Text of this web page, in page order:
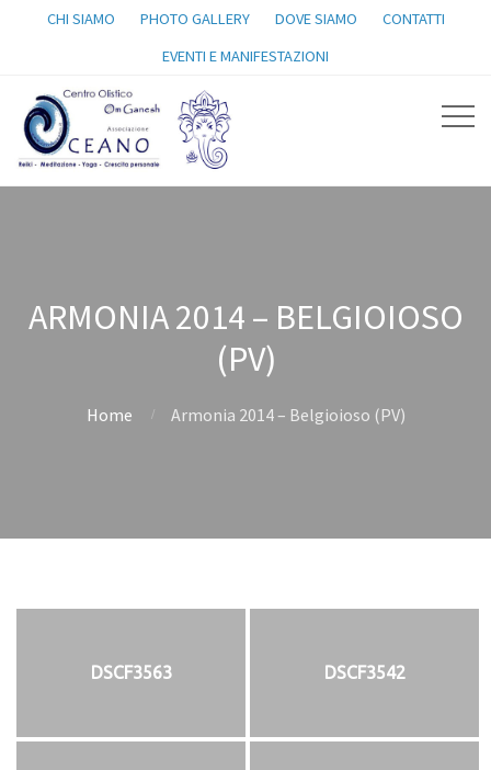
CHI SIAMO PHOTO GALLERY DOVE SIAMO
CONTATTI
EVENTI E MANIFESTAZIONI
ARMONIA 2014 – BELGIOIOSO
(PV)
Home Armonia 2014 – Belgioioso (PV)
DSCF3563 DSCF3542